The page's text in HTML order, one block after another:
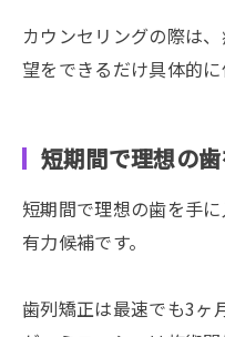
カウンセリングの際は
望をできるだけ具体的に
短期間で理想の
短期間で理想の歯を手
有力候補です。
歯列矯正は最速でも3ヶ